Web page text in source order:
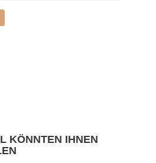
KÖNNTEN IHNEN